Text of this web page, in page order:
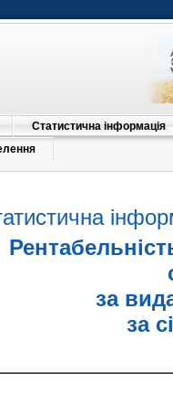
Статистична інформація
за
за